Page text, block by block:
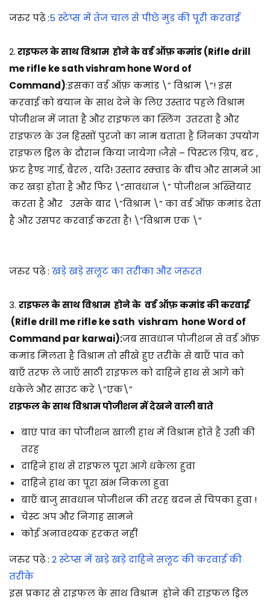
जरुर पढ़े :5 स्टेप्स में तेज चाल से पीछे मुड की पूरी करवाई
2.राइफल के साथ विश्राम होने के वर्ड ऑफ़ कमांड (Rifle drill
me rifle ke sath vishram honeWord of
Command):इसका वर्ड ऑफ़ कमांड \” विश्राम \”! इस
करवाई को बयान के साथ देने के लिए उस्ताद पहले विश्राम
पोजीशन में जाता है और राइफल का स्लिंग उतरता है और
राइफल के उन हिस्सों पुरजो का नाम बताता है जिनका उपयोग
राइफल ड्रिल के दौरान किया जायेगा !जैसे – पिस्टल ग्रिप, बट ,
फ्रंट हैण्ड गार्ड, बैरल , यदि!उस्ताद स्क्वाड के बीच और सामने आ
कर खड़ा होता है और फिर \”सावधान \” पोजीशन अख्तियार
करता है और उसके बाद \”विश्राम \” का वर्ड ऑफ़ कमांड देता
है और उसपर करवाई करता है! \”विश्राम एक \”
जरुर पढ़े : खड़े खड़े सलूट का तरीका और जरुरत
3. राइफल के साथ विश्राम होने के वर्ड ऑफ़ कमांड की करवाई
(Rifle drill merifleke sath vishram honeWord of
Command par karwai):जब सावधान पोजीशन से वर्ड ऑफ़
कमांड मिलता है विश्राम तो सीखे हुए तरीके से बाएँ पांव को
बाएँ तरफ ले जाएँ साठी राइफल को दाहिने हाथ से आगे को
धकेले और साउट करे \”एक\”
राइफल के साथ विश्राम पोजीशन में देखने वाली बाते
बाएं पांव का पोजीशन खाली हाथ में विश्राम होते है उसी की
तरह
दाहिने हाथ से राइफल पूरा आगे धकेला हुवा
दाहिने हाथ का पूरा खंभ निकला हुवा
बाएँ बाजु सावधान पोजीशन की तरह बदन से चिपका हुवा !
चेस्ट अप और निगाह सामने
कोई अनावश्यक हरकत नहीं
जरुर पढ़े : 2 स्टेप्स में खड़े खड़े दाहिने सलूट की करवाई की
तरीके
इस प्रकार से राइफल के साथ विश्राम होने की राइफल ड्रिल